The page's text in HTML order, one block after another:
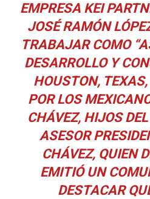
EMPRESA KEI
JOSÉ RAMÓN
TRABAJAR COMO
DESARROLLO Y
HOUSTON,
POR LOS
CHÁVEZ, HIJOS
ASESOR
CHÁVEZ, QUIEN
EMITIÓ UN
DESTACAR